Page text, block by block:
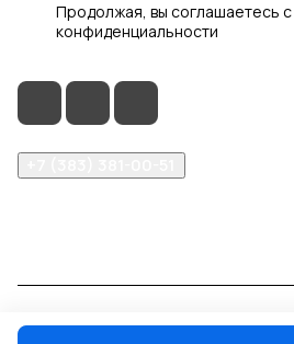
Продолжая, вы соглашаетесь с
конфиденциальности
© 2026 Интер-Двери